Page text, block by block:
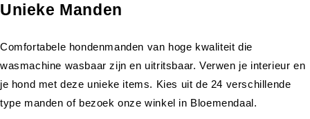
Unieke Manden
Comfortabele hondenmanden van hoge kwaliteit die
wasmachine wasbaar zijn en uitritsbaar. Verwen je interieur en
je hond met deze unieke items. Kies uit de 24 verschillende
type manden of bezoek onze winkel in Bloemendaal.